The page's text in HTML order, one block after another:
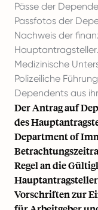
Pässe der
Passfotos der
Nachweis der
Hauptantragsteller.
Medizinische
Polizeiliche
Dependents aus
Der Antrag auf
des
Department of
Regel an die
Vorschriften zur